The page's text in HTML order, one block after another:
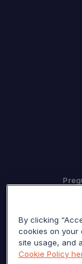
By clicking
cookies on your
site usage, and
Cookie Policy